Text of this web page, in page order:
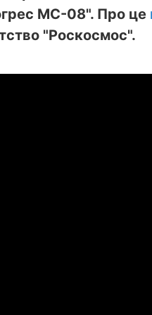
МС-08". Про це
"Роскосмос".